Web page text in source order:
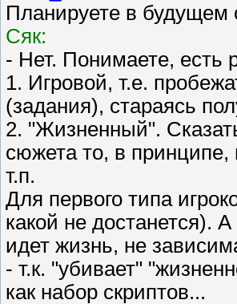
Планируете в
Сяк:
- Нет. Понимаете, есть
1. Игровой, т.е.
(задания), стараясь
2. "Жизненный".
сюжета то, в принципе,
т.п.
Для первого типа
какой не достанется).
идет жизнь, не
- т.к. "убивает"
как набор скриптов...